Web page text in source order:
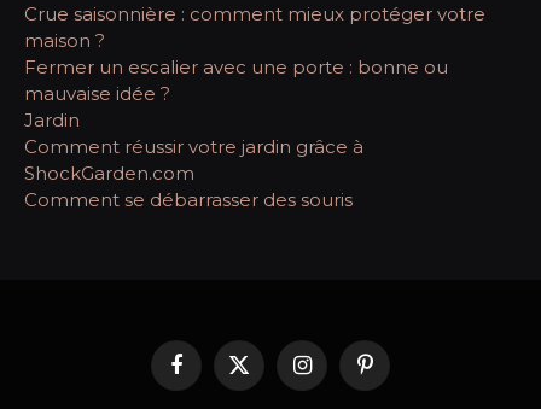
Crue saisonnière : comment mieux protéger votre
maison ?
Fermer un escalier avec une porte : bonne ou
mauvaise idée ?
Jardin
Comment réussir votre jardin grâce à
ShockGarden.com
Comment se débarrasser des souris
Facebook
X
(Twitter)
InstagramPinterest